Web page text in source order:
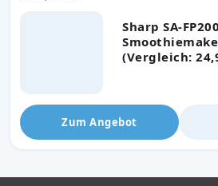
Sharp SA-
(Vergleich:
Zum Angebot